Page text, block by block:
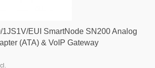
1JS1V/EUI SmartNode SN200 Analog
(ATA) & VoIP Gateway